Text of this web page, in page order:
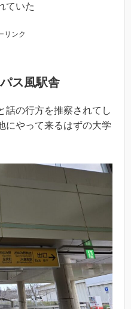
ていた
リンク
ス風駅舎
話の行方を推察されてし
にやって来るはずの大学